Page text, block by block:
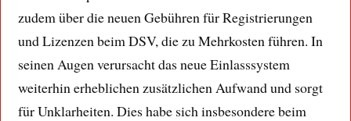
zudem über die neuen Gebühren für Registrierungen
und Lizenzen beim DSV, die zu Mehrkosten führen. In
seinen Augen verursacht das neue Einlasssystem
weiterhin erheblichen zusätzlichen Aufwand und sorgt
für Unklarheiten. Dies habe sich insbesondere beim